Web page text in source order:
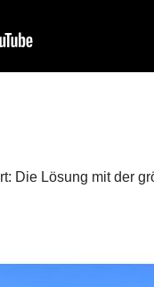
Die Lösung mit der